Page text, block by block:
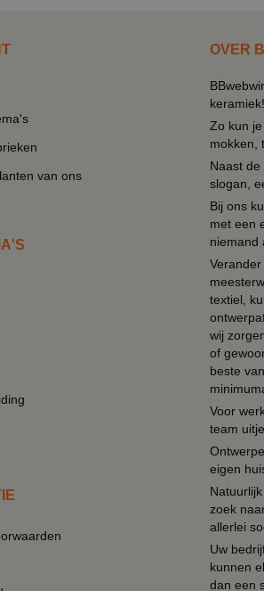
van ons
OVER
keramiek!
Zo kun
mokken,
Naast
slogan,
Bij ons
met een
niemand
textiel,
wij
of
beste
Voor
team
eigen
zoek
allerlei
Uw
kunnen
dan een